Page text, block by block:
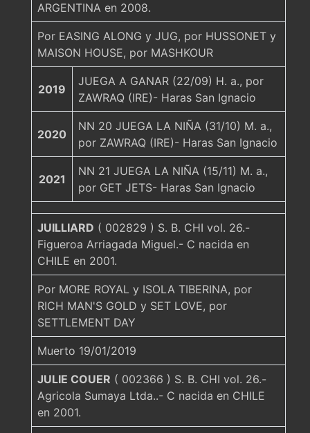
ARGENTINA en 2008.
Por EASING ALONG y JUG, por HUSSONET y
MAISON HOUSE, por MASHKOUR
2019
JUEGA A GANAR (22/09) H. a., por
ZAWRAQ (IRE)- Haras San Ignacio
2020
NN 20 JUEGA LA NIÑA (31/10) M. a.,
por ZAWRAQ (IRE)- Haras San Ignacio
2021
NN 21 JUEGA LA NIÑA (15/11) M. a.,
por GET JETS- Haras San Ignacio
JUILLIARD ( 002829 ) S. B. CHI vol. 26.-
Figueroa Arriagada Miguel.- C nacida en
CHILE en 2001.
Por MORE ROYAL y ISOLA TIBERINA, por
RICH MAN'S GOLD y SET LOVE, por
SETTLEMENT DAY
Muerto 19/01/2019
JULIE COUER ( 002366 ) S. B. CHI vol. 26.-
Agricola Sumaya Ltda..- C nacida en CHILE
en 2001.